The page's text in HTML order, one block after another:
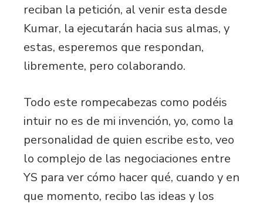
reciban la petición, al venir esta desde
Kumar, la ejecutarán hacia sus almas, y
estas, esperemos que respondan,
libremente, pero colaborando.
Todo este rompecabezas como podéis
intuir no es de mi invención, yo, como la
personalidad de quien escribe esto, veo
lo complejo de las negociaciones entre
YS para ver cómo hacer qué, cuando y en
que momento, recibo las ideas y los